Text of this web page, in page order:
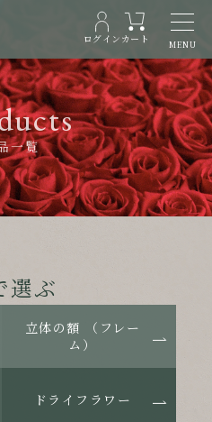
MENU
ログイン カート
一覧
選ぶ
立体の額 （フレー
ム）
ドライフラワー